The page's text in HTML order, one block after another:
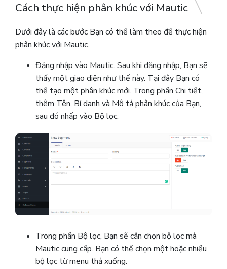
Cách thực hiện phân khúc với Mautic
Dưới đây là các bước Bạn có thể làm theo để thực hiện
phân khúc với Mautic.
Đăng nhập vào Mautic. Sau khi đăng nhập, Bạn sẽ
thấy một giao diện như thế này. Tại đây Bạn có
thể tạo một phân khúc mới. Trong phần Chi tiết,
thêm Tên, Bí danh và Mô tả phân khúc của Bạn,
sau đó nhấp vào Bộ lọc.
Trong phần Bộ lọc, Bạn sẽ cần chọn bộ lọc mà
Mautic cung cấp. Bạn có thể chọn một hoặc nhiều
bộ lọc từ menu thả xuống.